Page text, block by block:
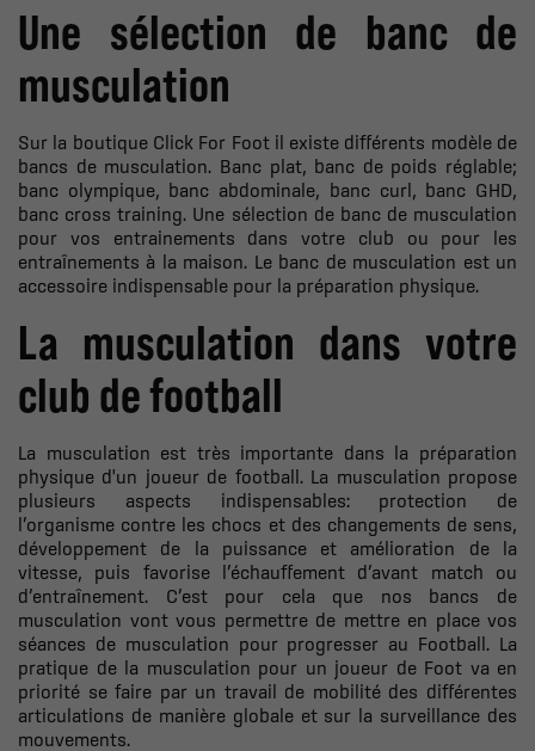
Une sélection de banc de
musculation
Sur la boutique Click For Foot il existe différents modèle de
bancs de musculation. Banc plat, banc de poids réglable;
banc olympique, banc abdominale, banc curl, banc GHD,
banc cross training. Une sélection de banc de musculation
pour vos entrainements dans votre club ou pour les
entraînements à la maison. Le banc de musculation est un
accessoire indispensable pour la préparation physique.
La musculation dans votre
club de football
La musculation est très importante dans la préparation
physique d'un joueur de football. La musculation propose
plusieurs aspects indispensables: protection de
l’organisme contre les chocs et des changements de sens,
développement de la puissance et amélioration de la
vitesse, puis favorise l’échauffement d’avant match ou
d’entraînement. C’est pour cela que nos bancs de
musculation vont vous permettre de mettre en place vos
séances de musculation pour progresser au Football. La
pratique de la musculation pour un joueur de Foot va en
priorité se faire par un travail de mobilité des différentes
articulations de manière globale et sur la surveillance des
mouvements.